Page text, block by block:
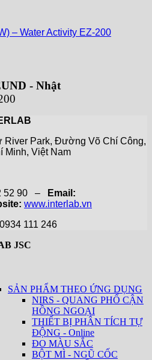
– Water Activity EZ-200
- Nhật
River Park, Đường Võ Chí Công,
Minh, Việt Nam
52 90 –
Email:
www.interlab.vn
111 246
JSC
SẢN PHẨM THEO ỨNG DỤNG
NIRS - QUANG PHỔ CẬN
HỒNG NGOẠI
THIẾT BỊ PHÂN TÍCH TỰ
ĐỘNG - Online
ĐO MÀU SẮC
BỘT MÌ - NGŨ CỐC